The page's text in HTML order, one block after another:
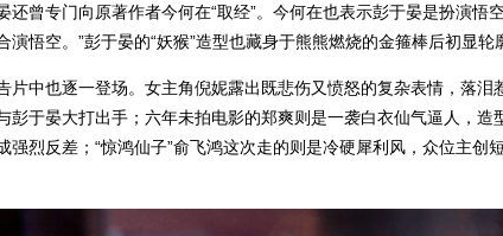
还曾专门向原著作者今何在“取经”。今何在也表示彭于晏是扮演悟
悟空。”彭于晏的“妖猴”造型也藏身于熊熊燃烧的金箍棒后初显轮
片中也逐一登场。女主角倪妮露出既悲伤又愤怒的复杂表情，落泪
彭于晏大打出手；六年未拍电影的郑爽则是一袭白衣仙气逼人，造
强烈反差；“惊鸿仙子”俞飞鸿这次走的则是冷硬犀利风，众位主创